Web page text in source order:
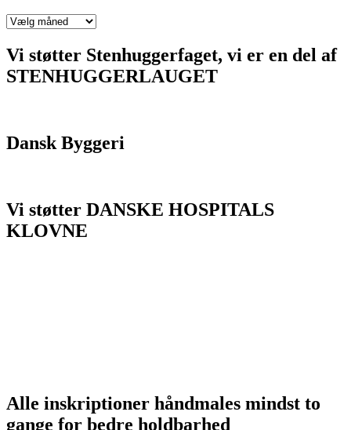
Se
bloginlæg
her.
Vi støtter Stenhuggerfaget, vi er en del af
STENHUGGERLAUGET
Dansk Byggeri
Vi støtter DANSKE HOSPITALS
KLOVNE
Alle inskriptioner håndmales mindst to
gange for bedre holdbarhed